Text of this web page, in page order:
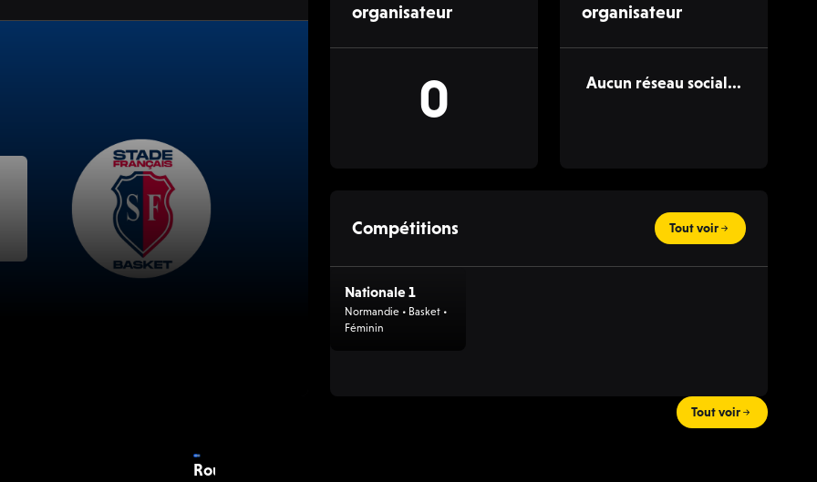
organisateur
0
organisateur
Aucun réseau social...
Compétitions Tout voir
Nationale 1
Normandie • Basket •
Féminin
Tout voir
22 FÉV. 20:00 - 22:00
Rouen